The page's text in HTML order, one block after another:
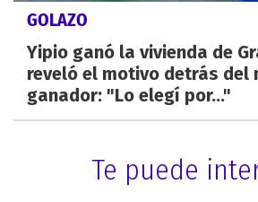
GOLAZO
Yipio ganó la vivienda de
reveló el motivo detrás del
ganador: "Lo elegí por..."
Te puede